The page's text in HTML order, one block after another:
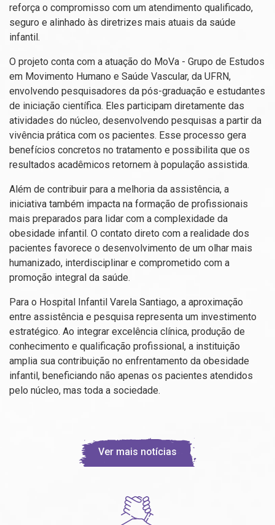
reforça o compromisso com um atendimento qualificado,
seguro e alinhado às diretrizes mais atuais da saúde
infantil.
O projeto conta com a atuação do MoVa - Grupo de Estudos
em Movimento Humano e Saúde Vascular, da UFRN,
envolvendo pesquisadores da pós-graduação e estudantes
de iniciação científica. Eles participam diretamente das
atividades do núcleo, desenvolvendo pesquisas a partir da
vivência prática com os pacientes. Esse processo gera
benefícios concretos no tratamento e possibilita que os
resultados acadêmicos retornem à população assistida.
Além de contribuir para a melhoria da assistência, a
iniciativa também impacta na formação de profissionais
mais preparados para lidar com a complexidade da
obesidade infantil. O contato direto com a realidade dos
pacientes favorece o desenvolvimento de um olhar mais
humanizado, interdisciplinar e comprometido com a
promoção integral da saúde.
Para o Hospital Infantil Varela Santiago, a aproximação
entre assistência e pesquisa representa um investimento
estratégico. Ao integrar excelência clínica, produção de
conhecimento e qualificação profissional, a instituição
amplia sua contribuição no enfrentamento da obesidade
infantil, beneficiando não apenas os pacientes atendidos
pelo núcleo, mas toda a sociedade.
Ver mais notícias